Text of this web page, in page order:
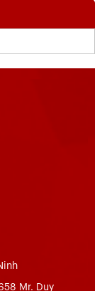
Mr. Duy